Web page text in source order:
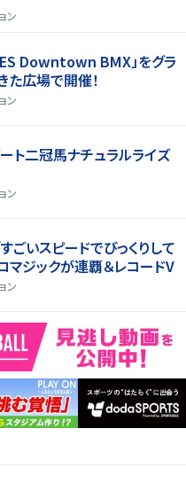
ン
Downtown BMX」をグラ
た広場で開催！
ン
ト二冠馬ナチュラルライズ
ン
すごいスピードでびっくりして
マジックが連覇＆レコードV
ン